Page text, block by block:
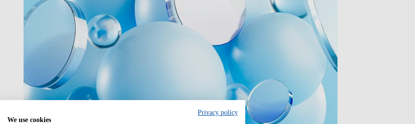
Privacy policy
We use cookies